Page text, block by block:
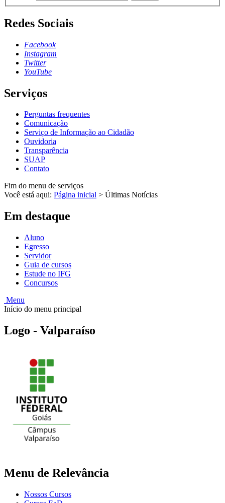
Redes Sociais
Facebook
Instagram
Twitter
YouTube
Serviços
Perguntas frequentes
Comunicação
Serviço de Informação ao Cidadão
Ouvidoria
Transparência
SUAP
Contato
Fim do menu de serviços
Você está aqui: Página inicial > Últimas Notícias
Em destaque
Aluno
Egresso
Servidor
Guia de cursos
Estude no IFG
Concursos
Menu
Início do menu principal
Logo - Valparaíso
Menu de Relevância
Nossos Cursos